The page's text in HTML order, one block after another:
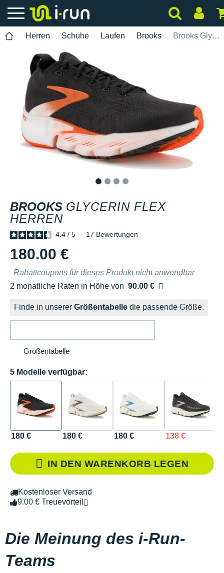
Herren Schuhe Laufen Brooks Brooks Glycerin Flex Herren
BROOKS GLYCERIN FLEX
HERREN
4.4 / 5 - 17 Bewertungen
180.00 €
Rabattcoupons für dieses Produkt nicht anwendbar
2 monatliche Raten in Höhe von 90.00 €
Ohne Zusatzkosten
Finde in unserer Größentabelle die passende Größe.
Größentabelle
5 Modelle verfügbar:
180 € 180 € 180 € 138 €
IN DEN WARENKORB LEGEN
Kostenloser Versand
9.00 € Treuevorteil
Die Meinung des i-Run-
Teams